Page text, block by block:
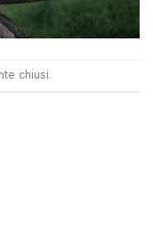
chiusi.